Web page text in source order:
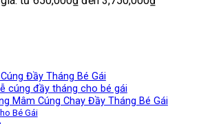
Đầy Tháng Bé Gái
cúng đầy tháng cho bé gái
Mâm Cúng Chay Đầy Tháng Bé Gái
Bé Gái